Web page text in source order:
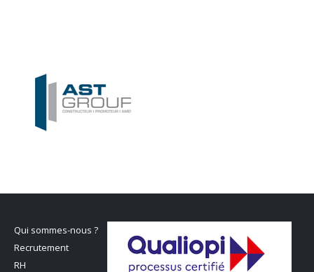
Qui sommes-nous ?
Recrutement
RH